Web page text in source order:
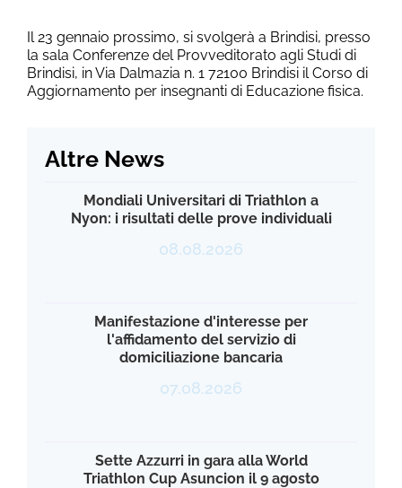
Il 23 gennaio prossimo, si svolgerà a Brindisi, presso
la sala Conferenze del Provveditorato agli Studi di
Brindisi, in Via Dalmazia n. 1 72100 Brindisi il Corso di
Aggiornamento per insegnanti di Educazione fisica.
Altre News
Mondiali Universitari di Triathlon a
Nyon: i risultati delle prove individuali
08.08.2026
Manifestazione d'interesse per
l'affidamento del servizio di
domiciliazione bancaria
07.08.2026
Sette Azzurri in gara alla World
Triathlon Cup Asuncion il 9 agosto